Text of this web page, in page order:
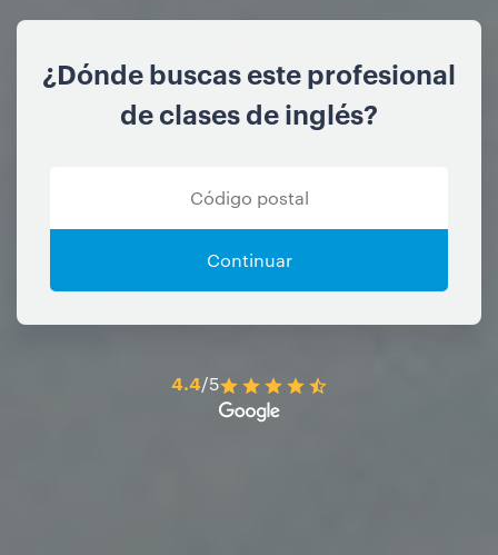
¿Dónde buscas este profesional
de clases de inglés?
Continuar
4.4/5